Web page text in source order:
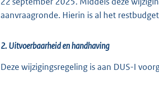
aanvraagronde. Hierin is al het
2. Uitvoerbaarheid en handhaving
Deze wijzigingsregeling is aan DUS-I